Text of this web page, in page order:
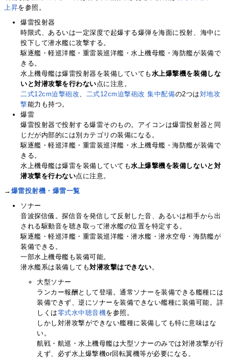
上昇を参照。
爆雷投射器
時限式、あるいは一定深度で起爆する爆弾を海面に投射、海中に
投下して潜水艦に攻撃する。
駆逐艦・軽巡洋艦・重雷装巡洋艦・水上機母艦・海防艦が装備で
きる。
水上機母艦は爆雷投射器を装備していても 水上爆撃機を装備しな
いと対潜攻撃を行わない 点に注意。
二式12cm迫撃砲改
二式12cm迫撃砲改 集中配備の2つは対地攻
撃能力も持つ。
爆雷
爆雷投射器で投射する爆雷そのもの。アイコンは爆雷投射器と同
じだが内部的には別カテゴリの装備になる。
駆逐艦・軽巡洋艦・重雷装巡洋艦・水上機母艦・海防艦が装備で
きる。
水上機母艦は爆雷を装備していても水上爆撃機を装備しないと対
潜攻撃を行わない点に注意。
→ 爆雷投射機・爆雷一覧
ソナー
音波探信儀。探信音を発信して反射した音、あるいは相手から出
される駆動音を聴き取って潜水艦の位置を特定する。
駆逐艦・軽巡洋艦・重雷装巡洋艦・潜水艦・潜水空母・海防艦が
装備できる。
一部水上機母艦も装備可能。
潜水艦系は装備しても対潜攻撃はできない。
大型ソナー
ランカー報酬として登場。通常ソナーを装備できる艦種には
装備できず、逆にソナーを装備できない艦種に装備可能。詳
しくは零式水中聴音機を参照。
しかし対潜攻撃ができない艦種に装備しても特に意味はな
い。
航戦・航巡・水上機母艦は大型ソナーのみでは対潜攻撃が行
えず、必ず水上爆撃機or回転翼機等が必要になる。